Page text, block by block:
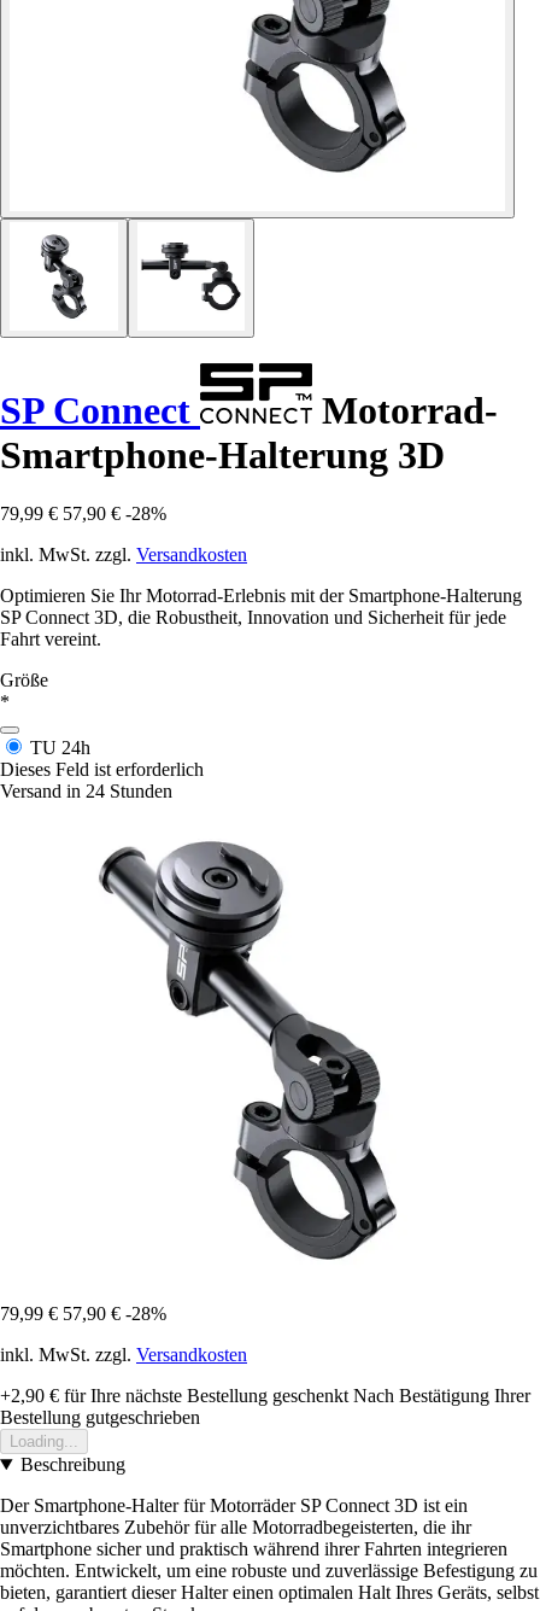
SP Connect
Motorrad-
Smartphone-Halterung 3D
79,99 € 57,90 € -28%
inkl. MwSt. zzgl. Versandkosten
Optimieren Sie Ihr Motorrad-Erlebnis mit der Smartphone-Halterung
SP Connect 3D, die Robustheit, Innovation und Sicherheit für jede
Fahrt vereint.
Größe
*
TU 24h
Dieses Feld ist erforderlich
Versand in 24 Stunden
79,99 € 57,90 € -28%
inkl. MwSt. zzgl. Versandkosten
+2,90 € für Ihre nächste Bestellung geschenkt Nach Bestätigung Ihrer
Bestellung gutgeschrieben
Loading...
Beschreibung
Der Smartphone-Halter für Motorräder SP Connect 3D ist ein
unverzichtbares Zubehör für alle Motorradbegeisterten, die ihr
Smartphone sicher und praktisch während ihrer Fahrten integrieren
möchten. Entwickelt, um eine robuste und zuverlässige Befestigung zu
bieten, garantiert dieser Halter einen optimalen Halt Ihres Geräts, selbst